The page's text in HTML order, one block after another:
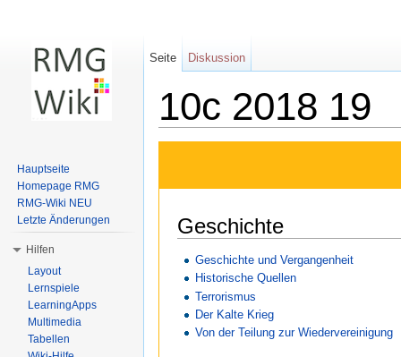
10c 2018 19
Geschichte
Geschichte und Vergangenheit
Historische Quellen
Terrorismus
Der Kalte Krieg
Von der Teilung zur Wiedervereinigung
Seite Diskussion
Hauptseite
Homepage RMG
RMG-Wiki NEU
Letzte Änderungen
Hilfen
Layout
Lernspiele
LearningApps
Multimedia
Tabellen